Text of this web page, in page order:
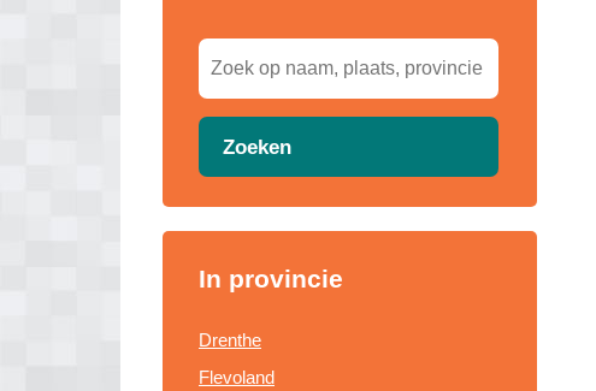
Zoeken
In provincie
Drenthe
Flevoland